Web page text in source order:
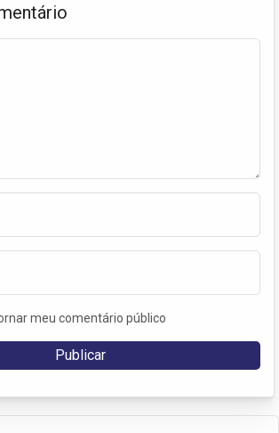
meu comentário público